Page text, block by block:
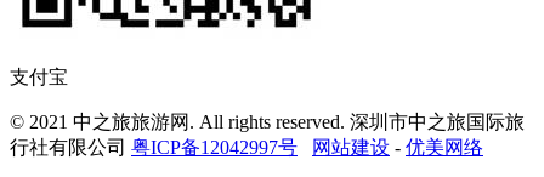
支付宝
© 2021 中之旅旅游网. All rights reserved. 深圳市中之旅国际旅
行社有限公司 粤ICP备12042997号 网站建设 - 优美网络